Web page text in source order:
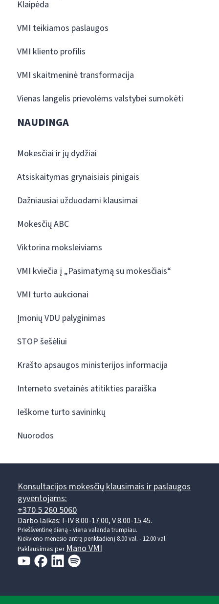
Klaipėda
VMI teikiamos paslaugos
VMI kliento profilis
VMI skaitmeninė transformacija
Vienas langelis prievolėms valstybei sumokėti
NAUDINGA
Mokesčiai ir jų dydžiai
Atsiskaitymas grynaisiais pinigais
Dažniausiai užduodami klausimai
Mokesčių ABC
Viktorina moksleiviams
VMI kviečia į „Pasimatymą su mokesčiais“
VMI turto aukcionai
Įmonių VDU palyginimas
STOP šešėliui
Krašto apsaugos ministerijos informacija
Interneto svetainės atitikties paraiška
Ieškome turto savininkų
Nuorodos
Konsultacijos mokesčių klausimais ir paslaugos
gyventojams:
+370 5 260 5060
Darbo laikas: I-IV 8.00-17.00, V 8.00-15.45.
Prieššventinę dieną - viena valanda trumpiau.
Kiekvieno mėnesio antrą penktadienį 8.00 val. - 12.00 val.
Paklausimas perMano VMI